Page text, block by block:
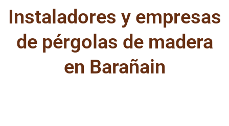
Instaladores y empresas
de pérgolas de madera
en Barañain